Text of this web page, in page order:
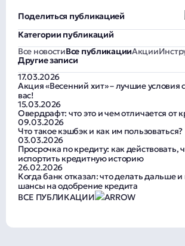
беспроводную радиосвязь (NFC – аналог
Поделиться публикацией
Категории публикаций
Все новостиВсе публикацииАкции
Другие записи
17.03.2026
Акция «Весенний хит» – лучшие условия
вас!
15.03.2026
Овердрафт: что это и чем отличается от
09.03.2026
Что такое кэшбэк и как им пользоваться?
03.03.2026
Просрочка по кредиту: как действовать,
испортить кредитную историю
26.02.2026
Когда банк отказал: что делать дальше
шансы на одобрение кредита
ВСЕ ПУБЛИКАЦИИ